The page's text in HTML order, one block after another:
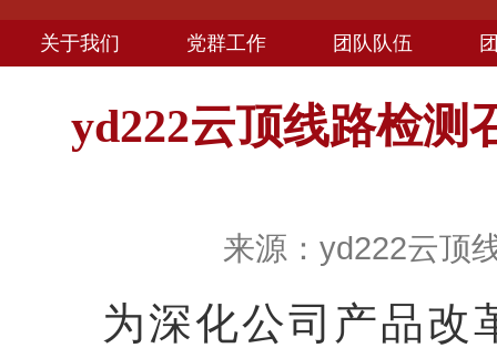
关于我们 党群工作 团队队伍
yd222云顶线路检测
来源：yd222云顶
为深化公司产品改